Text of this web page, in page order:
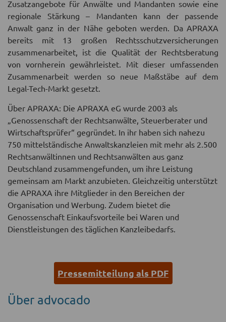
Zusatzangebote für Anwälte und Mandanten sowie eine
regionale Stärkung – Mandanten kann der passende
Anwalt ganz in der Nähe geboten werden. Da APRAXA
bereits mit 13 großen Rechtsschutzversicherungen
zusammenarbeitet, ist die Qualität der Rechtsberatung
von vornherein gewährleistet. Mit dieser umfassenden
Zusammenarbeit werden so neue Maßstäbe auf dem
Legal-Tech-Markt gesetzt.
Über APRAXA: Die APRAXA eG wurde 2003 als
„Genossenschaft der Rechtsanwälte, Steuerberater und
Wirtschaftsprüfer“ gegründet. In ihr haben sich nahezu
750 mittelständische Anwaltskanzleien mit mehr als 2.500
Rechtsanwältinnen und Rechtsanwälten aus ganz
Deutschland zusammengefunden, um ihre Leistung
gemeinsam am Markt anzubieten. Gleichzeitig unterstützt
die APRAXA ihre Mitglieder in den Bereichen der
Organisation und Werbung. Zudem bietet die
Genossenschaft Einkaufsvorteile bei Waren und
Dienstleistungen des täglichen Kanzleibedarfs.
Pressemitteilung als PDF
Über advocado